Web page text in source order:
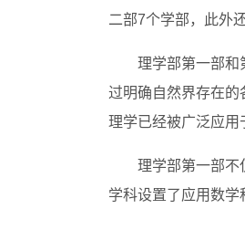
二部7个学部，此外
理学部第一部
过明确自然界存在的
理学已经被广泛应用
理学部第一部不
学科设置了应用数学